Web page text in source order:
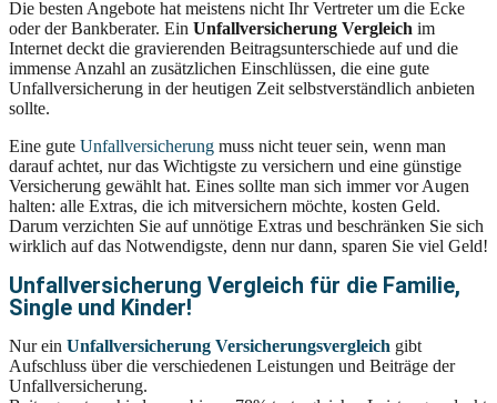
Die besten Angebote hat meistens nicht Ihr Vertreter um die Ecke
oder der Bankberater. Ein Unfallversicherung Vergleich im
Internet deckt die gravierenden Beitragsunterschiede auf und die
immense Anzahl an zusätzlichen Einschlüssen, die eine gute
Unfallversicherung in der heutigen Zeit selbstverständlich anbieten
sollte.
Eine gute Unfallversicherung muss nicht teuer sein, wenn man
darauf achtet, nur das Wichtigste zu versichern und eine günstige
Versicherung gewählt hat. Eines sollte man sich immer vor Augen
halten: alle Extras, die ich mitversichern möchte, kosten Geld.
Darum verzichten Sie auf unnötige Extras und beschränken Sie sich
wirklich auf das Notwendigste, denn nur dann, sparen Sie viel Geld!
Unfallversicherung Vergleich für die Familie,
Single und Kinder!
Nur ein Unfallversicherung Versicherungsvergleich gibt
Aufschluss über die verschiedenen Leistungen und Beiträge der
Unfallversicherung.